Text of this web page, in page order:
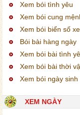
Xem bói tình yêu
Xem bói cung
Xem bói biển số xe
Bói bài hàng ngày
Xem bói bài tình
Xem bói bài thời
Xem bói ngày sinh
XEM NGÀY